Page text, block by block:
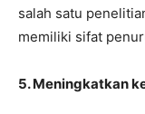
salah satu
memiliki sifat
5. Meningkatkan